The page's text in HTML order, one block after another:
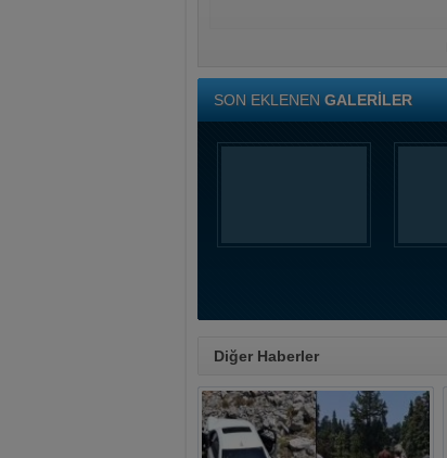
SON EKLENEN GALERİLER
Diğer Haberler